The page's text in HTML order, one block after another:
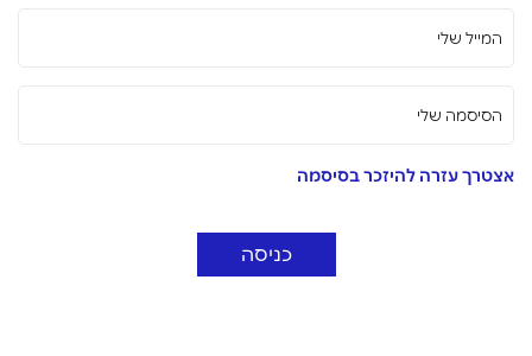
המייל שלי
הסיסמה שלי
אצטרך עזרה להיזכר בסיסמה
כניסה